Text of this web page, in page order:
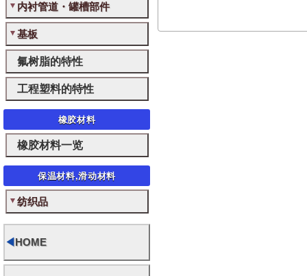
内衬管道・罐槽部件
基板
氟树脂的特性
工程塑料的特性
橡胶材料
橡胶材料一览
保温材料,滑动材料
纺织品
◀HOME